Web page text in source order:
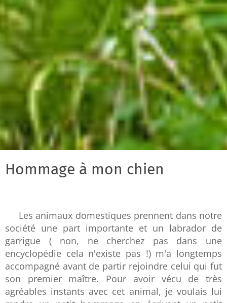
Hommage à mon chien
Les animaux domestiques prennent dans notre
société une part importante et un labrador de
garrigue ( non, ne cherchez pas dans une
encyclopédie cela n'existe pas !) m'a longtemps
accompagné avant de partir rejoindre celui qui fut
son premier maître. Pour avoir vécu de très
agréables instants avec cet animal, je voulais lui